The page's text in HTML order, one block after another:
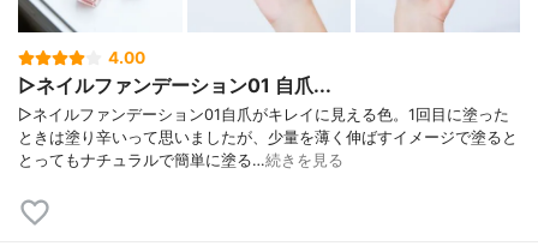
4.00
▷ネイルファンデーション01 自爪...
▷ネイルファンデーション01自爪がキレイに見える色。1回目に塗った
ときは塗り辛いって思いましたが、少量を薄く伸ばすイメージで塗ると
とってもナチュラルで簡単に塗る…続きを見る